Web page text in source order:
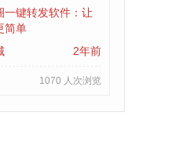
一键转发软件：让
简单
2年前
1070 人次浏览